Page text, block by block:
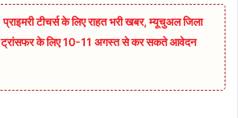
प्राइमरी टीचर्स के लिए राहत भरी खबर, म्यूचुअल जिला
ट्रांसफर के लिए 10-11 अगस्त से कर सकते आवेदन